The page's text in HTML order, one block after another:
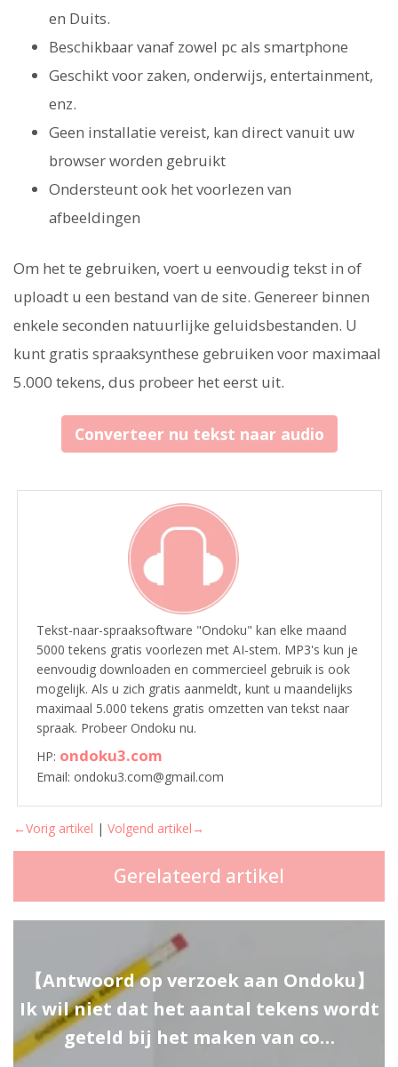
en Duits.
Beschikbaar vanaf zowel pc als smartphone
Geschikt voor zaken, onderwijs, entertainment,
enz.
Geen installatie vereist, kan direct vanuit uw
browser worden gebruikt
Ondersteunt ook het voorlezen van
afbeeldingen
Om het te gebruiken, voert u eenvoudig tekst in of
uploadt u een bestand van de site. Genereer binnen
enkele seconden natuurlijke geluidsbestanden. U
kunt gratis spraaksynthese gebruiken voor maximaal
5.000 tekens, dus probeer het eerst uit.
Converteer nu tekst naar audio
Tekst-naar-spraaksoftware "Ondoku" kan elke maand
5000 tekens gratis voorlezen met AI-stem. MP3's kun je
eenvoudig downloaden en commercieel gebruik is ook
mogelijk. Als u zich gratis aanmeldt, kunt u maandelijks
maximaal 5.000 tekens gratis omzetten van tekst naar
spraak. Probeer Ondoku nu.
HP: ondoku3.com
Email: ondoku3.com@gmail.com
←Vorig artikel | Volgend artikel→
Gerelateerd artikel
【Antwoord op verzoek aan Ondoku】
Ik wil niet dat het aantal tekens wordt
geteld bij het maken van co…